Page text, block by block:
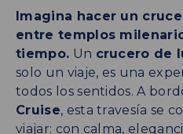
Imagina hacer un
entre templos
tiempo. Un crucero de
solo un viaje, es una
todos los sentidos. A
Cruise, esta travesía se
viajar: con calma,